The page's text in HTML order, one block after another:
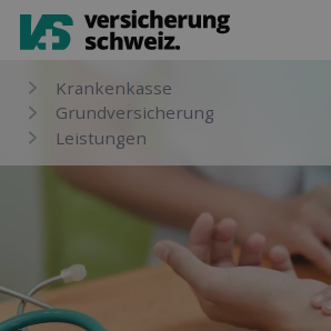
Kranken­kasse
Grund­versicherung
Leis­tungen